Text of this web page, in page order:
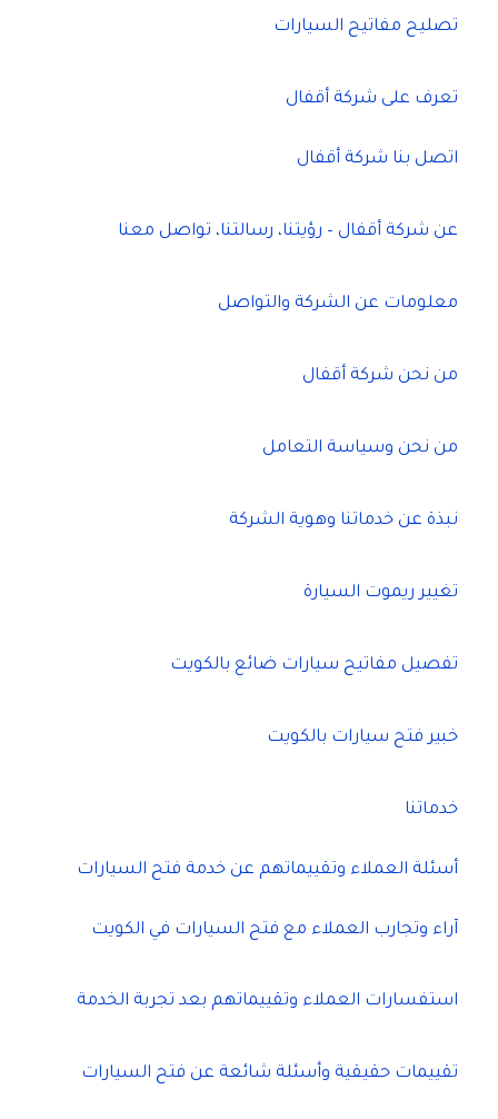
تصليح مفاتيح السيارات
تعرف على شركة أقفال
اتصل بنا شركة أقفال
عن شركة أقفال – رؤيتنا، رسالتنا، تواصل معنا
معلومات عن الشركة والتواصل
من نحن شركة أقفال
من نحن وسياسة التعامل
نبذة عن خدماتنا وهوية الشركة
تغيير ريموت السيارة
تفصيل مفاتيح سيارات ضائع بالكويت
خبير فتح سيارات بالكويت
خدماتنا
أسئلة العملاء وتقييماتهم عن خدمة فتح السيارات
آراء وتجارب العملاء مع فتح السيارات في الكويت
استفسارات العملاء وتقييماتهم بعد تجربة الخدمة
تقييمات حقيقية وأسئلة شائعة عن فتح السيارات